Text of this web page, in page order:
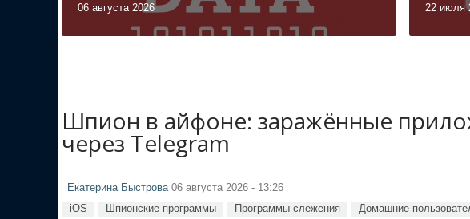
06 августа 2026 22 июля
Шпион в айфоне: заражённые
через Telegram
Екатерина Быстрова 06 августа 2026 - 13:26
iOS Шпионские программы Программы слежения Домашние